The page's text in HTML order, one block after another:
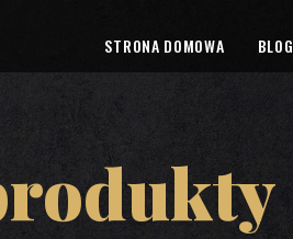
STRONA DOMOWA BLOG